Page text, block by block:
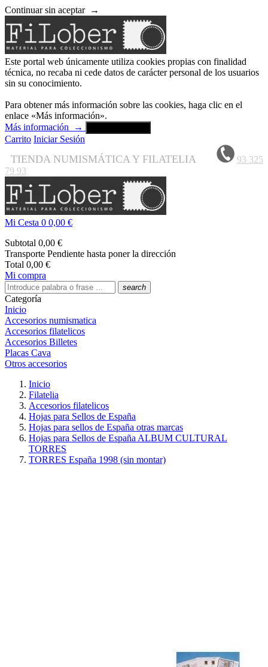
Continuar sin aceptar →
Este portal web únicamente utiliza cookies propias con finalidad
técnica, no recaba ni cede datos de carácter personal de los usuarios
sin su conocimiento.
Para obtener más información sobre las cookies, haga clic en el
enlace «Más información».
Más información
→
Carrito Iniciar Sesión
TIENDA NUMISMÁTICA Y FILATELIA
93 325
79 93
Mi Cesta 0 0,00 €
Subtotal 0,00 €
Transporte Pendiente hasta poner la dirección
Total 0,00 €
Mi compra
search
Categoría
Inicio
Accesorios numismatica
Accesorios filatelicos
Accesorios Billetes
Placas Cava
Otros accesorios
Inicio
Filatelia
Accesorios filatelicos
Hojas para Sellos de España
Hojas para sellos de España otras marcas
Hojas para Sellos de España ALBUM CULTURAL
TORRES
TORRES España 1998 (sin montar)